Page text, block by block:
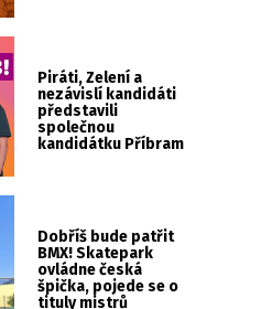
Piráti, Zelení a
nezávislí kandidáti
představili
společnou
kandidátku Příbram
Dobříš bude patřit
BMX! Skatepark
ovládne česká
špička, pojede se o
tituly mistrů